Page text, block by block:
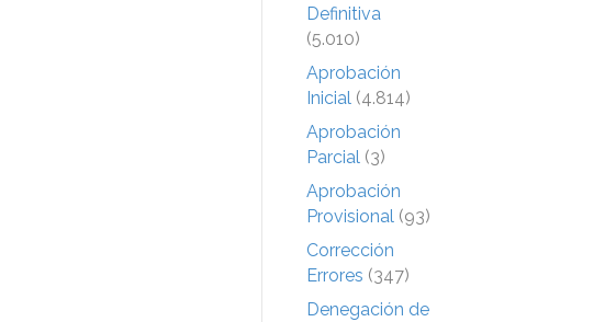
Definitiva
(5.010)
Aprobación
Inicial (4.814)
Aprobación
Parcial (3)
Aprobación
Provisional (93)
Corrección
Errores (347)
Denegación de